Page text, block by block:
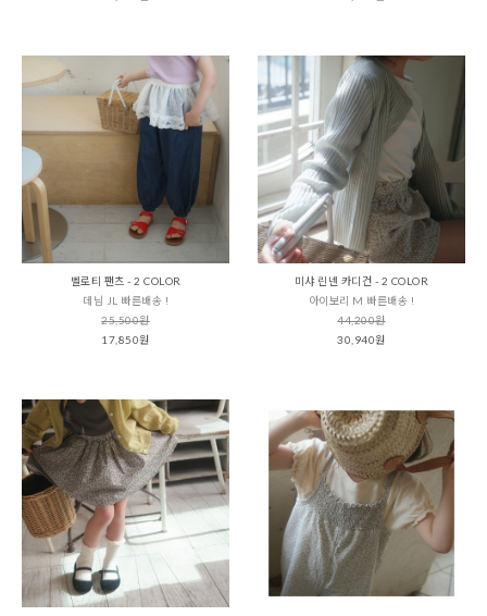
벨로티 팬츠 - 2 COLOR
데님 JL 빠른배송 !
25,500원
17,850원
미샤 린넨 카디건 - 2 COLOR
아이보리 M 빠른배송 !
44,200원
30,940원